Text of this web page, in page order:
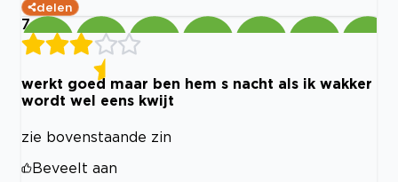
delen
7
werkt goed maar ben hem s nacht als ik wakker
wordt wel eens kwijt
zie bovenstaande zin
Beveelt aan